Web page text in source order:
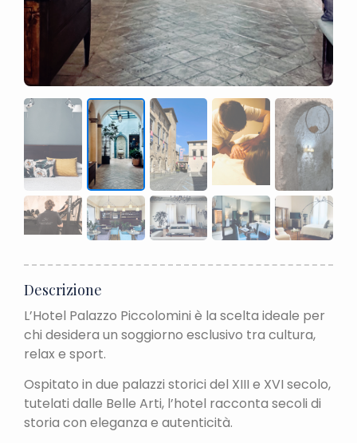
Descrizione
L’Hotel Palazzo Piccolomini è la scelta ideale per
chi desidera un soggiorno esclusivo tra cultura,
relax e sport.
Ospitato in due palazzi storici del XIII e XVI secolo,
tutelati dalle Belle Arti, l’hotel racconta secoli di
storia con eleganza e autenticità.